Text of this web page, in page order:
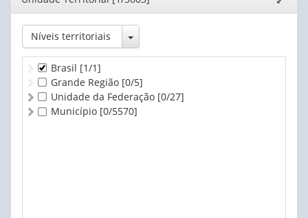
janela
Níveis territoriais Toggle Dropdown
Brasil [1/1]
Grande Região [0/5]
Unidade da Federação [0/27]
Município [0/5570]